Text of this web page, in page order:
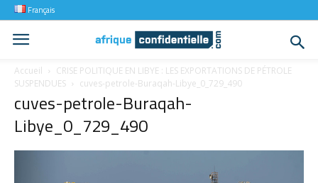
Français
Accueil
CRISE POLITIQUE EN LIBYE : LES EXPORTATIONS DE PÉTROLE
SUSPENDUES
cuves-petrole-Buraqah-Libye_0_729_490
cuves-petrole-Buraqah-
Libye_0_729_490